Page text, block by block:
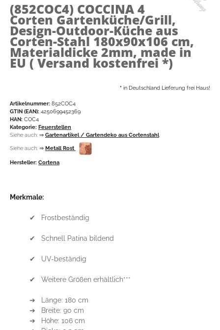
(852COC4) COCCINA 4
Corten Gartenküche/Grill,
Design-Outdoor-Küche aus
Corten-Stahl 180x90x106 cm,
Materialdicke 2mm, made in
EU ( Versand kostenfrei *)
* in Deutschland Lieferung frei Haus!
Artikelnummer: 852COC4
GTIN (EAN): 4250699452369
HAN: COC4
Kategorie: Feuerstellen
Siehe auch: ⇒ Gartenartikel / Gartendeko aus Cortenstahl
Siehe auch: ⇒ Metall Rost
Hersteller: Cortena
Merkmale:
✔ Frostbeständig
✔ Schnell Patina bildend
✔ UV-beständig
✔ Weitere Größen erhältlich***
➔ Länge: 180 cm
➔ Breite: 90 cm
➔ Höhe: 106 cm